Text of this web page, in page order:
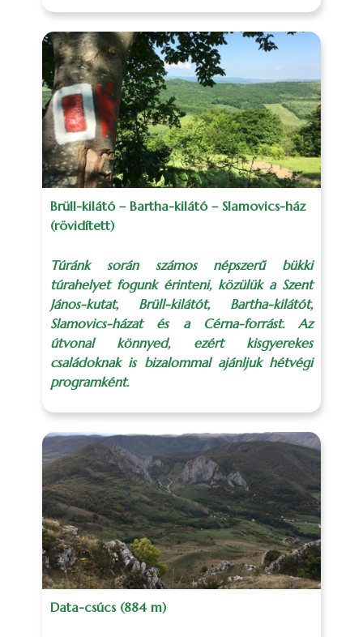
Brüll-kilátó – Bartha-kilátó – Slamovics-ház
(rövidített)
Túránk során számos népszerű bükki
túrahelyet fogunk érinteni, közülük a Szent
János-kutat, Brüll-kilátót, Bartha-kilátót,
Slamovics-házat és a Cérna-forrást. Az
útvonal könnyed, ezért kisgyerekes
családoknak is bizalommal ajánljuk hétvégi
programként.
Data-csúcs (884 m)